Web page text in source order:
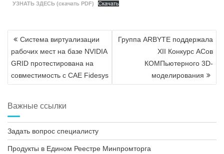
УЗНАТЬ ЗДЕСЬ (скачать PDF)
Скачать
Навигация
записям
Cистема виртуализации
рабочих мест на базе NVIDIA
GRID протестирована на
совместимость с CAE Fidesys
Группа ARBYTE поддержала
XII Конкурс АСов
КОМПьютерного 3D-
моделирования
Важные ссылки
Задать вопрос специалисту
Продукты в Едином Реестре Минпромторга